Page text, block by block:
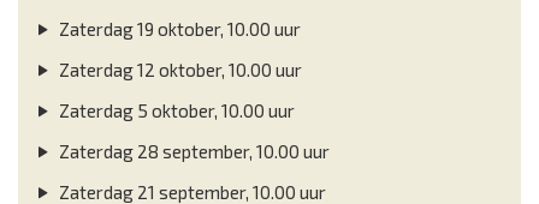
Zaterdag 19 oktober, 10.00 uur
Zaterdag 12 oktober, 10.00 uur
Zaterdag 5 oktober, 10.00 uur
Zaterdag 28 september, 10.00 uur
Zaterdag 21 september, 10.00 uur